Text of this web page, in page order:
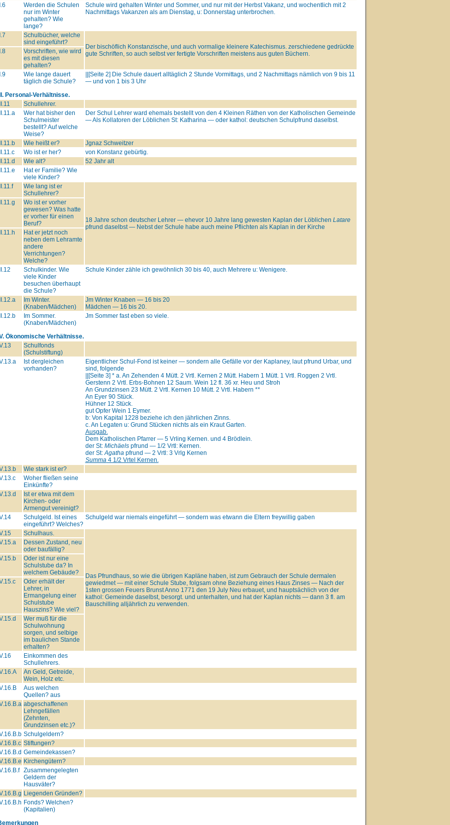
Werden die Schulen
nur im Winter
gehalten? Wie
lange?
Schule wird gehalten Winter und Sommer, und nur mit der Herbst Vakanz, und wochentlich mit 2
Nachmittags Vakanzen als am Dienstag, u: Donnerstag unterbrochen.
Schulbücher, welche
sind eingeführt?
Der bischöflich Konstanzische, und auch vormalige kleinere Katechismus. zerschiedene gedrückte
gute Schriften, so auch selbst ver fertigte Vorschriften meistens aus guten Büchern.
Vorschriften, wie wird
es mit diesen
gehalten?
Wie lange dauert
täglich die Schule?
||[Seite 2] Die Schule dauert alltäglich 2 Stunde Vormittags, und 2 Nachmittags nämlich von 9 bis 11
— und von 1 bis 3 Uhr
Personal-Verhältnisse.
Schullehrer.
Wer hat bisher den
Schulmeister
bestellt? Auf welche
Weise?
Der Schul Lehrer ward ehemals bestellt von den 4 Kleinen Räthen von der Katholischen Gemeinde
— Als Kollatoren der Löblichen St: Katharina — oder kathol: deutschen Schulpfrund daselbst.
Wie heißt er?
Jgnaz Schweitzer
Wo ist er her?
von Konstanz gebürtig.
Wie alt?
52 Jahr alt
Hat er Familie? Wie
viele Kinder?
Wie lang ist er
Schullehrer?
18 Jahre schon deutscher Lehrer — ehevor 10 Jahre lang gewesten Kaplan der Löblichen Latare
pfrund daselbst — Nebst der Schule habe auch meine Pflichten als Kaplan in der Kirche
Wo ist er vorher
gewesen? Was hatte
er vorher für einen
Beruf?
Hat er jetzt noch
neben dem Lehramte
andere
Verrichtungen?
Welche?
Schulkinder. Wie
viele Kinder
besuchen überhaupt
die Schule?
Schule Kinder zähle ich gewöhnlich 30 bis 40, auch Mehrere u: Wenigere.
Im Winter.
(Knaben/Mädchen)
Jm Winter Knaben — 16 bis 20
Mädchen — 16 bis 20.
Im Sommer.
(Knaben/Mädchen)
Jm Sommer fast eben so viele.
Ökonomische Verhältnisse.
Schulfonds
(Schulstiftung)
Ist dergleichen
vorhanden?
Eigentlicher Schul-Fond ist keiner — sondern alle Gefälle vor der Kaplaney, laut pfrund Urbar, und
sind, folgende
||[Seite 3] * a. An Zehenden 4 Mütt. 2 Vrtl. Kernen 2 Mütt. Habern 1 Mütt. 1 Vrtl. Roggen 2 Vrtl.
Gerstenn 2 Vrtl. Erbs-Bohnen 12 Saum. Wein 12 fl. 36 xr. Heu und Stroh
An Grundzinsen 23 Mütt. 2 Vrtl. Kernen 10 Mütt. 2 Vrtl. Habern **
An Eyer 90 Stück.
Hühner 12 Stück.
gut Opfer Wein 1 Eymer.
b: Von Kapital 1228 beziehe ich den jährlichen Zinns.
c. An Legaten u: Grund Stücken nichts als ein Kraut Garten.
Ausgab.
Dem Katholischen Pfarrer — 5 Vrling Kernen. und 4 Brödlein.
der St: Michäelspfrund — 1/2 Vrtl: Kernen.
der St: Agatha pfrund — 2 Vrtl: 3 Vrlg Kernen
Summa 4 1/2 Vrtel Kernen.
Wie stark ist er?
Woher fließen seine
Einkünfte?
Ist er etwa mit dem
Kirchen- oder
Armengut vereinigt?
Schulgeld. Ist eines
eingeführt? Welches?
Schulgeld war niemals eingeführt — sondern was etwann die Eltern freywillig gaben
Schulhaus.
Das Pfrundhaus, so wie die übrigen Kapläne haben, ist zum Gebrauch der Schule dermalen
gewiedmet — mit einer Schule Stube, folgsam ohne Beziehung eines Haus Zinses — Nach der
1sten grossen Feuers Brunst Anno 1771 den 19 July Neu erbauet, und hauptsächlich von der
kathol: Gemeinde daselbst, besorgt. und unterhalten, und hat der Kaplan nichts — dann 3 fl. am
Bauschilling alljährlich zu verwenden.
Dessen Zustand, neu
oder baufällig?
Oder ist nur eine
Schulstube da? In
welchem Gebäude?
Oder erhält der
Lehrer, in
Ermangelung einer
Schulstube
Hauszins? Wie viel?
Wer muß für die
Schulwohnung
sorgen, und selbige
im baulichen Stande
erhalten?
Einkommen des
Schullehrers.
An Geld, Getreide,
Wein, Holz etc.
Aus welchen
Quellen? aus
abgeschaffenen
Lehngefällen
(Zehnten,
Grundzinsen etc.)?
Schulgeldern?
Stiftungen?
Gemeindekassen?
Kirchengütern?
Zusammengelegten
Geldern der
Hausväter?
Liegenden Gründen?
Fonds? Welchen?
(Kapitalien)